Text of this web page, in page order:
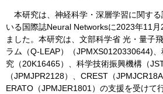
本研究は、神経科学・深層学習に関す
いる国際誌Neural Networksに2023年11
ました。本研究は、文部科学省 光・量子
ラム（Q-LEAP）（JPMXS0120330644)
究（20K16465）、科学技術振興機構（
（JPMJPR2128）、CREST（
ERATO（JPMJER1801）の支援を受けて